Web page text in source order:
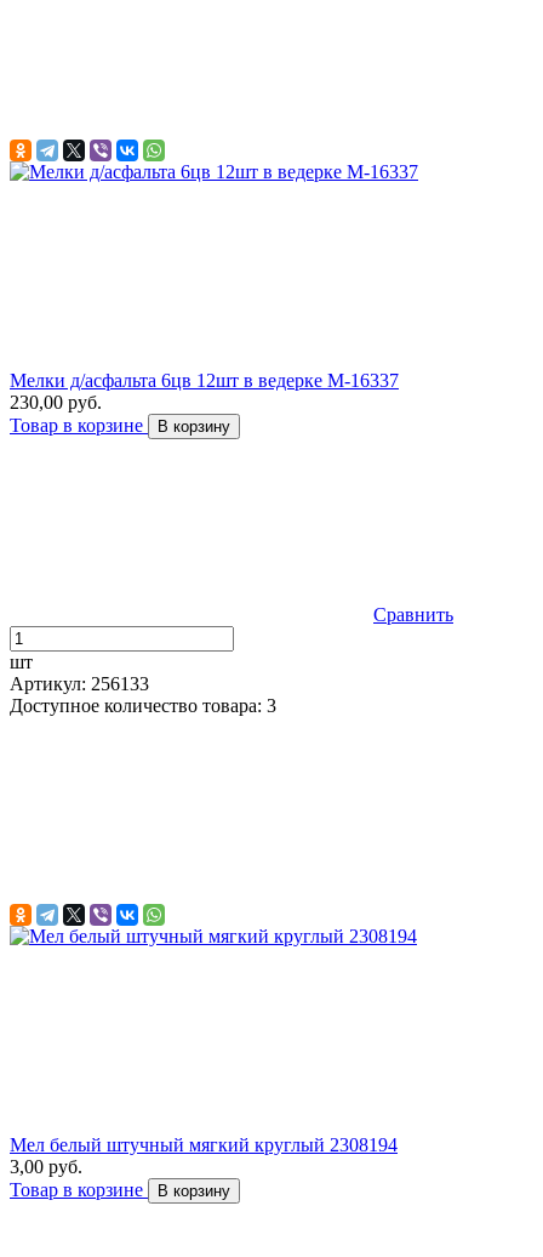
Мелки д/асфальта 6цв 12шт в ведерке М-16337
230,00 руб.
Товар в корзине
В корзину
Сравнить
шт
Артикул: 256133
Доступное количество товара: 3
Мел белый штучный мягкий круглый 2308194
3,00 руб.
Товар в корзине
В корзину